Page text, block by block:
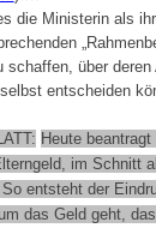
die Ministerin als
schaffen, über deren
entscheiden
Heute
im Schnitt
entsteht der
das Geld geht,